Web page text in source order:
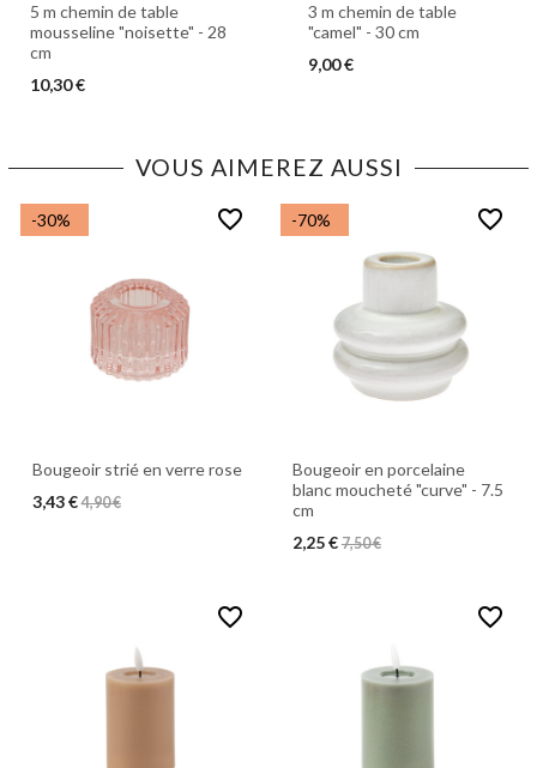
5 m chemin de table
mousseline "noisette" - 28
cm
10,30 €
3 m chemin de table
"camel" - 30 cm
9,00 €
VOUS AIMEREZ AUSSI
-30% favorite_border
Bougeoir strié en verre rose
3,43 € 4,90 €
-70% favorite_border
Bougeoir en porcelaine
blanc moucheté "curve" - 7.5
cm
2,25 € 7,50 €
favorite_border favorite_border